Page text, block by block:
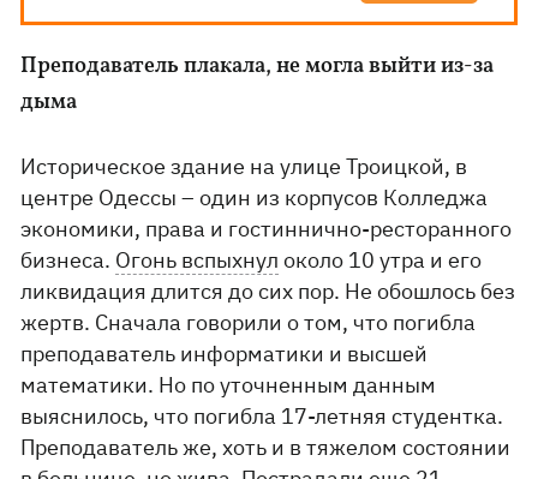
Преподаватель плакала, не могла выйти из-за
дыма
Историческое здание на улице Троицкой, в
центре Одессы – один из корпусов Колледжа
экономики, права и гостиннично-ресторанного
бизнеса. Огонь вспыхнул около 10 утра и его
ликвидация длится до сих пор. Не обошлось без
жертв. Сначала говорили о том, что погибла
преподаватель информатики и высшей
математики. Но по уточненным данным
выяснилось, что погибла 17-летняя студентка.
Преподаватель же, хоть и в тяжелом состоянии